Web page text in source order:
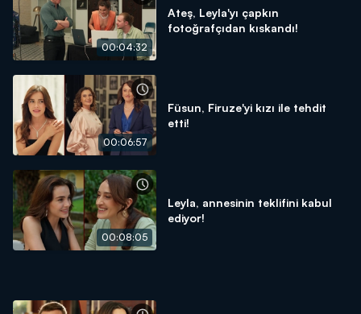
00:04:32
Ateş, Leyla'yı çapkın
fotoğrafçıdan kıskandı!
00:06:57
Füsun, Firuze'yi kızı ile tehdit
etti!
00:08:05
Leyla, annesinin teklifini kabul
ediyor!